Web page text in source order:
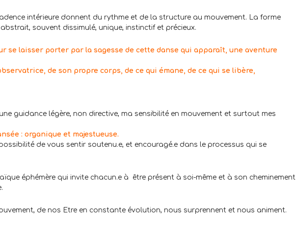
intérieure donnent du rythme et de la structure au mouvement. La forme
souvent dissimulé, unique, instinctif et précieux.
se laisser porter par la sagesse de cette danse qui apparaît, une aventure
de son propre corps, de ce qui émane, de ce qui se libère,
guidance légère, non directive, ma sensibilité en mouvement et surtout mes
: organique et majestueuse.
de vous sentir soutenu.e, et encouragé.e dans le processus qui se
éphémère qui invite chacun.e à être présent à soi-même et à son cheminement
de nos Etre en constante évolution, nous surprennent et nous animent.